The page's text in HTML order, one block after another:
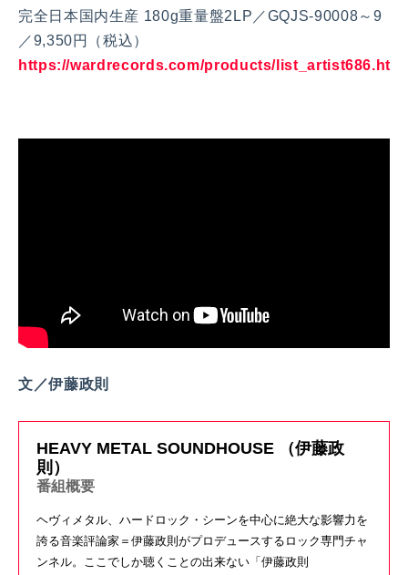
完全日本国内生産 180g重量盤2LP／GQJS-90008～9
／9,350円（税込）
https://wardrecords.com/products/list_artist686.html
文／伊藤政則
HEAVY METAL SOUNDHOUSE （伊藤政
則）
番組概要
ヘヴィメタル、ハードロック・シーンを中心に絶大な影響力を
誇る音楽評論家＝伊藤政則がプロデュースするロック専門チャ
ンネル。ここでしか聴くことの出来ない「伊藤政則